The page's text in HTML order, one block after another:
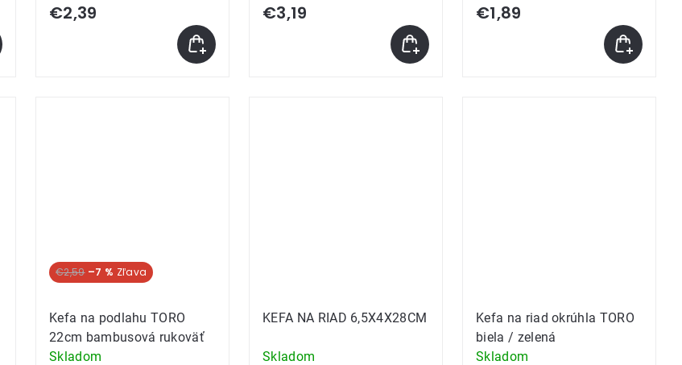
€2,39 €3,19 €1,89
€2,59 –7 %
Kefa na podlahu TORO
22cm bambusová rukoväť
Skladom
KEFA NA RIAD 6,5X4X28CM
Skladom
Kefa na riad okrúhla TORO
biela / zelená
Skladom